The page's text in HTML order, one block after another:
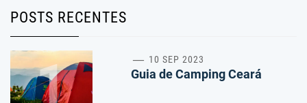
POSTS RECENTES
1 10 SEP 2023
Guia de Camping Ceará